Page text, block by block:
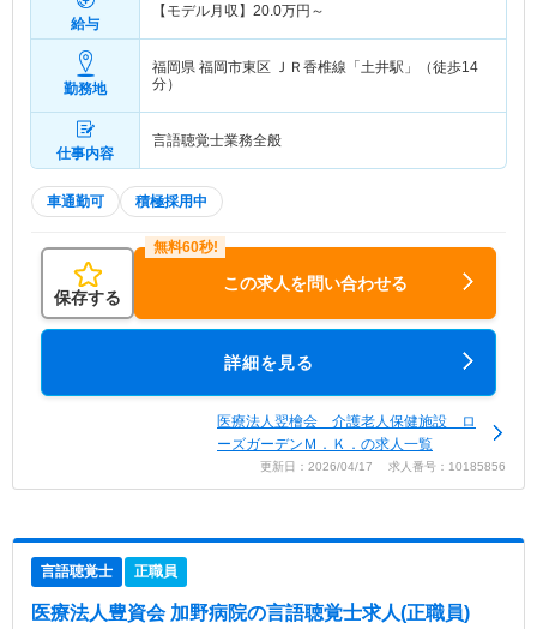
給与
【モデル月収】 20.0万円～
勤務地
福岡県 福岡市東区
ＪＲ香椎線「土井駅」（徒歩14
分）
仕事内容
言語聴覚士業務全般
車通勤可 積極採用中
保存する
この求人を問い合わせる
詳細を見る
医療法人翌檜会 介護老人保健施設 ロ
ーズガーデンＭ．Ｋ．の求人一覧
更新日：2026/04/17 求人番号：10185856
言語聴覚士 正職員
医療法人豊資会 加野病院の言語聴覚士求人(正職員)